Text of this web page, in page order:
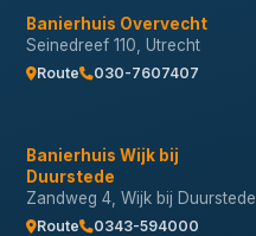
Banierhuis Overvecht
Seinedreef 110, Utrecht
Route 030-7607407
Banierhuis Wijk bij
Duurstede
Zandweg 4, Wijk bij Duurstede
Route 0343-594000